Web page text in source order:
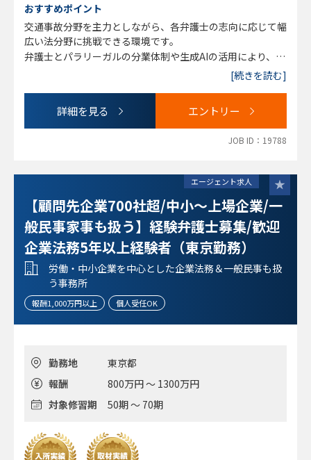
おすすめポイント
交通事故分野を主力としながら、各弁護士の志向に応じて幅
広い法分野に挑戦できる環境です。
弁護士とパラリーガルの分業体制や生成AIの活用により、コ
ア業務に集中しながら効率的に成長することができます。
[続きを読む]
詳細を見る エントリー
JOB ID：19788
エージェント求人
【顧問先企業700社超/中小～上場企業/一
般民事家事も扱う】経験弁護士募集/歓迎
企業法務5年以上経験者（東京勤務）
労働・中小企業を中心とした企業法務＆一般民事も扱
う事務所
報酬1,000万円以上 個人受任OK
勤務地
東京都
報酬
800万円 ～ 1300万円
対象修習期
50期 ～ 70期